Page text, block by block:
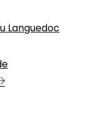
Languedoc